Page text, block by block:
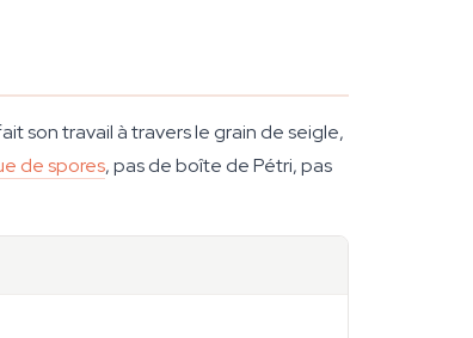
son travail à travers le grain de seigle,
de spores, pas de boîte de Pétri, pas